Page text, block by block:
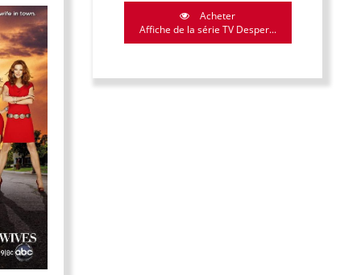
Acheter
Affiche de la série TV Desper...